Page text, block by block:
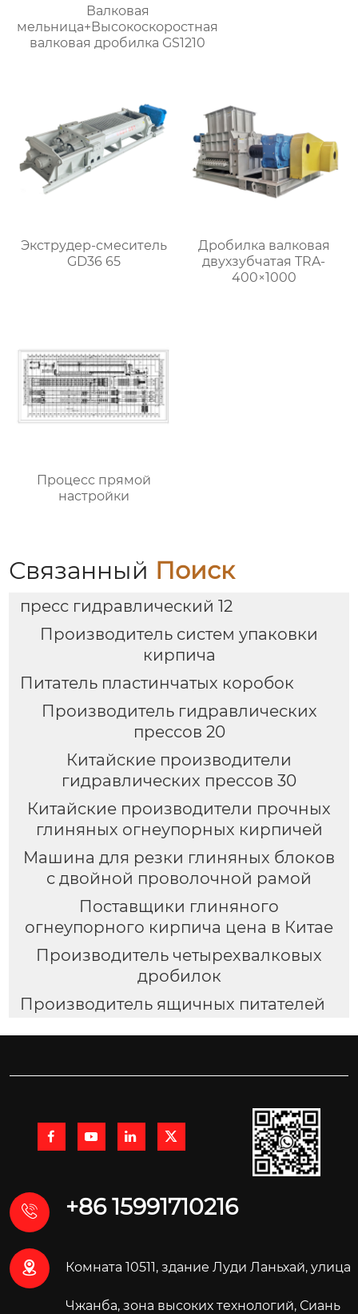
Валковая
мельница+Высокоскоростная
валковая дробилка GS1210
Экструдер-смеситель
GD36 65
Дробилка валковая
двухзубчатая TRA-
400×1000
Процесс прямой
настройки
Связанный Поиск
пресс гидравлический 12
Производитель систем упаковки
кирпича
Питатель пластинчатых коробок
Производитель гидравлических
прессов 20
Китайские производители
гидравлических прессов 30
Китайские производители прочных
глиняных огнеупорных кирпичей
Машина для резки глиняных блоков
с двойной проволочной рамой
Поставщики глиняного
огнеупорного кирпича цена в Китае
Производитель четырехвалковых
дробилок
Производитель ящичных питателей
   
 +86 15991710216
 Комната 10511, здание Луди Ланьхай, улица
Чжанба, зона высоких технологий, Сиань